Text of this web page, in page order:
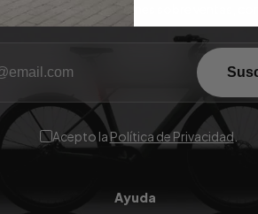
últimas actualizaciones sobre ventas,
Acepto laPolítica de Privacidad.
Ayuda